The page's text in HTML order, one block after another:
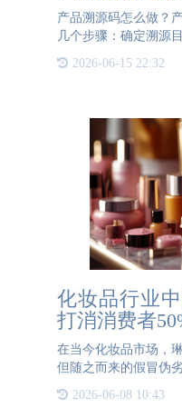
产品溯源码怎么做？
几个步骤：确定溯源
验等。设计信息系统
2026-06-15 22:32
化妆品行业
打消消费者
在当今化妆品市场，
但随之而来的假冒伪
溯源系统，旨在从源
2026-06-08 10:43